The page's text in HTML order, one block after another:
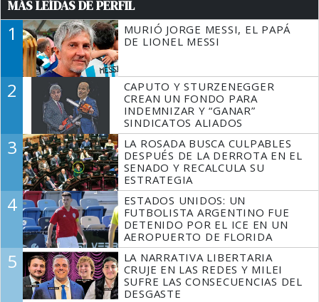
MÁS LEÍDAS DE PERFIL
1
MURIÓ JORGE MESSI, EL PAPÁ
DE LIONEL MESSI
2
CAPUTO Y STURZENEGGER
CREAN UN FONDO PARA
INDEMNIZAR Y “GANAR”
SINDICATOS ALIADOS
3
LA ROSADA BUSCA CULPABLES
DESPUÉS DE LA DERROTA EN EL
SENADO Y RECALCULA SU
ESTRATEGIA
4
ESTADOS UNIDOS: UN
FUTBOLISTA ARGENTINO FUE
DETENIDO POR EL ICE EN UN
AEROPUERTO DE FLORIDA
5
LA NARRATIVA LIBERTARIA
CRUJE EN LAS REDES Y MILEI
SUFRE LAS CONSECUENCIAS DEL
DESGASTE